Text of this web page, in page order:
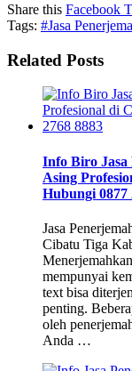
Share this Facebook
Tags: #Jasa
Related Posts
Info Biro Jasa
Asing
Hubungi 0877
Jasa
Cibatu Tiga
mempunyai
text bisa
penting.
oleh
Anda …